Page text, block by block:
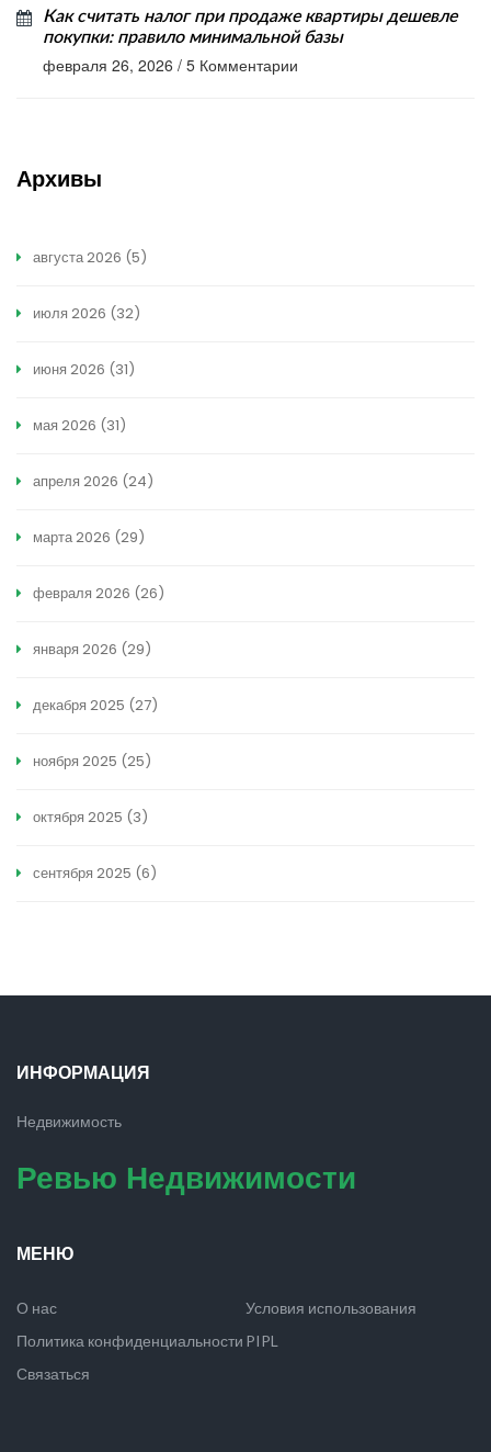
Как считать налог при продаже квартиры дешевле
покупки: правило минимальной базы
февраля 26, 2026 / 5 Комментарии
Архивы
августа 2026 (5)
июля 2026 (32)
июня 2026 (31)
мая 2026 (31)
апреля 2026 (24)
марта 2026 (29)
февраля 2026 (26)
января 2026 (29)
декабря 2025 (27)
ноября 2025 (25)
октября 2025 (3)
сентября 2025 (6)
ИНФОРМАЦИЯ
Недвижимость
Ревью Недвижимости
МЕНЮ
О нас
Условия использования
Политика конфиденциальности PIPL
Связаться